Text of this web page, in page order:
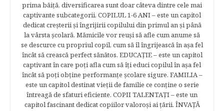
prima băiţă, diversificarea sunt doar câteva dintre cele mai
captivante subcategorii. COPILUL 1-6 ANI – este un capitol
dedicat creşterii şi îngrijirii copilului din primul an şi până
la vârsta şcolară. Mămicile vor reuşi să afle cum anume să
se descurce cu propriul copil, cum să îl îngrijească în aşa fel
încât să crească perfect sănătos. EDUCAŢIE – este un capitol
captivant în care poţi afla cum să îţi educi copilul în aşa fel
încât să poţi obţine performanţe şcolare sigure. FAMILIA –
este un capitol destinat vieţii de familie ce conţine o serie
întreagă de sfaturi eficiente. COPII TALENTAŢI – este un
capitol fascinant dedicat copiilor valoroși ai țării. ÎNVAŢĂ